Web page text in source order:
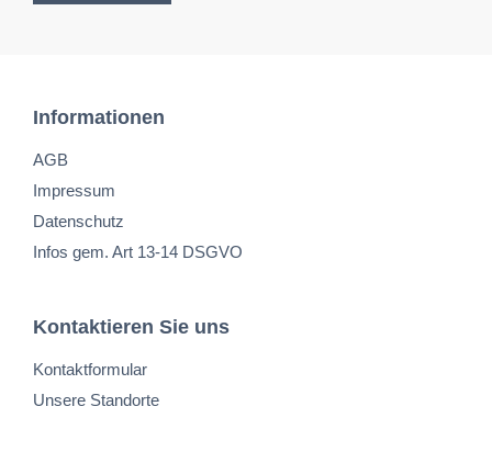
Informationen
AGB
Impressum
Datenschutz
Infos gem. Art 13-14 DSGVO
Kontaktieren Sie uns
Kontaktformular
Unsere Standorte